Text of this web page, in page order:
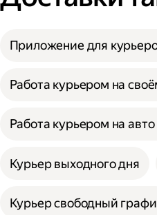
Приложение для
Работа курьером на
Работа курьером на
Курьер выходного дня
Курьер свободный